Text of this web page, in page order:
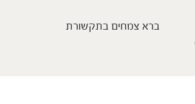
ברא צמחים בתקשורת